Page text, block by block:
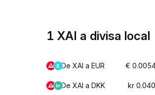
1 XAI a divisa local
De XAI a EUR €
De XAI a DKK kr